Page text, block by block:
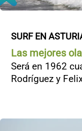
SURF EN
Las mejores
Será en 1962
Rodríguez y